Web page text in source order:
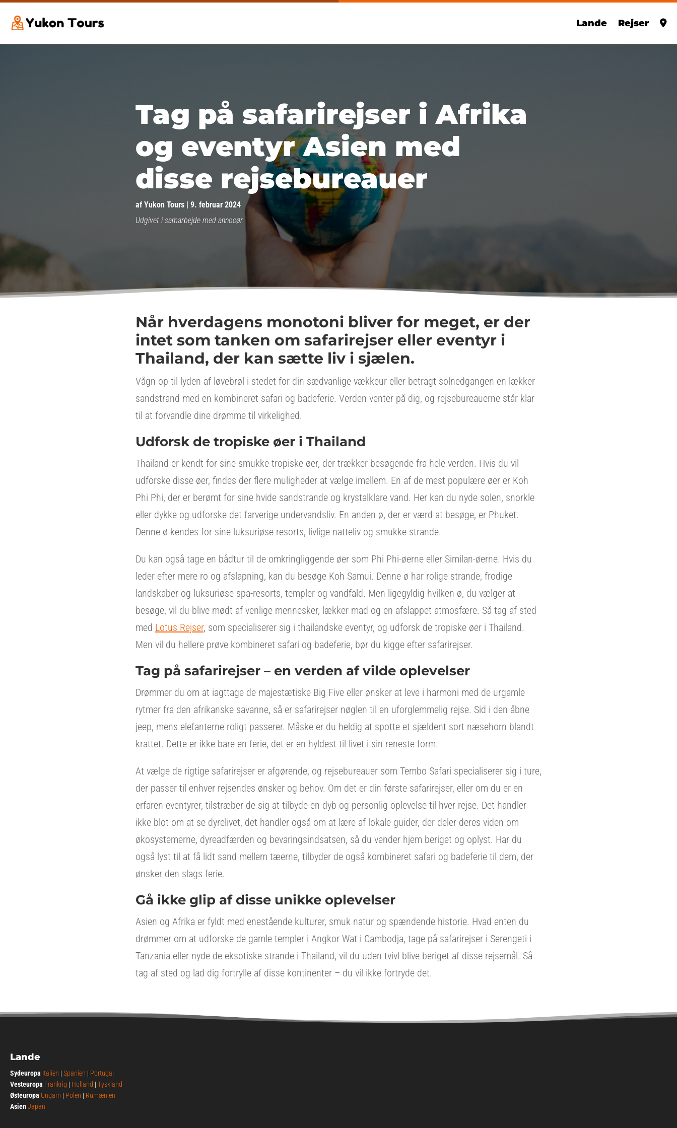
Lande Rejser
Tag på safarirejser i Afrika
og eventyr Asien med
disse rejsebureauer
af Yukon Tours| 9. februar 2024
Udgivet i samarbejde med annocør
Når hverdagens monotoni bliver for meget, er der
intet som tanken om safarirejser eller eventyr i
Thailand, der kan sætte liv i sjælen.
Vågn op til lyden af løvebrøl i stedet for din sædvanlige vækkeur eller betragt solnedgangen en lækker
sandstrand med en kombineret safari og badeferie. Verden venter på dig, og rejsebureauerne står klar
til at forvandle dine drømme til virkelighed.
Udforsk de tropiske øer i Thailand
Thailand er kendt for sine smukke tropiske øer, der trækker besøgende fra hele verden. Hvis du vil
udforske disse øer, findes der flere muligheder at vælge imellem. En af de mest populære øer er Koh
Phi Phi, der er berømt for sine hvide sandstrande og krystalklare vand. Her kan du nyde solen, snorkle
eller dykke og udforske det farverige undervandsliv. En anden ø, der er værd at besøge, er Phuket.
Denne ø kendes for sine luksuriøse resorts, livlige natteliv og smukke strande.
Du kan også tage en bådtur til de omkringliggende øer som Phi Phi-øerne eller Similan-øerne. Hvis du
leder efter mere ro og afslapning, kan du besøge Koh Samui. Denne ø har rolige strande, frodige
landskaber og luksuriøse spa-resorts, templer og vandfald. Men ligegyldig hvilken ø, du vælger at
besøge, vil du blive mødt af venlige mennesker, lækker mad og en afslappet atmosfære. Så tag af sted
med Lotus Rejser, som specialiserer sig i thailandske eventyr, og udforsk de tropiske øer i Thailand.
Men vil du hellere prøve kombineret safari og badeferie, bør du kigge efter safarirejser.
Tag på safarirejser – en verden af vilde oplevelser
Drømmer du om at iagttage de majestætiske Big Five eller ønsker at leve i harmoni med de urgamle
rytmer fra den afrikanske savanne, så er safarirejser nøglen til en uforglemmelig rejse. Sid i den åbne
jeep, mens elefanterne roligt passerer. Måske er du heldig at spotte et sjældent sort næsehorn blandt
krattet. Dette er ikke bare en ferie, det er en hyldest til livet i sin reneste form.
At vælge de rigtige safarirejser er afgørende, og rejsebureauer som Tembo Safari specialiserer sig i ture,
der passer til enhver rejsendes ønsker og behov. Om det er din første safarirejser, eller om du er en
erfaren eventyrer, tilstræber de sig at tilbyde en dyb og personlig oplevelse til hver rejse. Det handler
ikke blot om at se dyrelivet, det handler også om at lære af lokale guider, der deler deres viden om
økosystemerne, dyreadfærden og bevaringsindsatsen, så du vender hjem beriget og oplyst. Har du
også lyst til at få lidt sand mellem tæerne, tilbyder de også kombineret safari og badeferie til dem, der
ønsker den slags ferie.
Gå ikke glip af disse unikke oplevelser
Asien og Afrika er fyldt med enestående kulturer, smuk natur og spændende historie. Hvad enten du
drømmer om at udforske de gamle templer i Angkor Wat i Cambodja, tage på safarirejser i Serengeti i
Tanzania eller nyde de eksotiske strande i Thailand, vil du uden tvivl blive beriget af disse rejsemål. Så
tag af sted og lad dig fortrylle af disse kontinenter – du vil ikke fortryde det.
Lande
Sydeuropa Italien | Spanien | Portugal
Vesteuropa Frankrig | Holland | Tyskland
Østeuropa Ungarn | Polen | Rumænien
AsienJapan